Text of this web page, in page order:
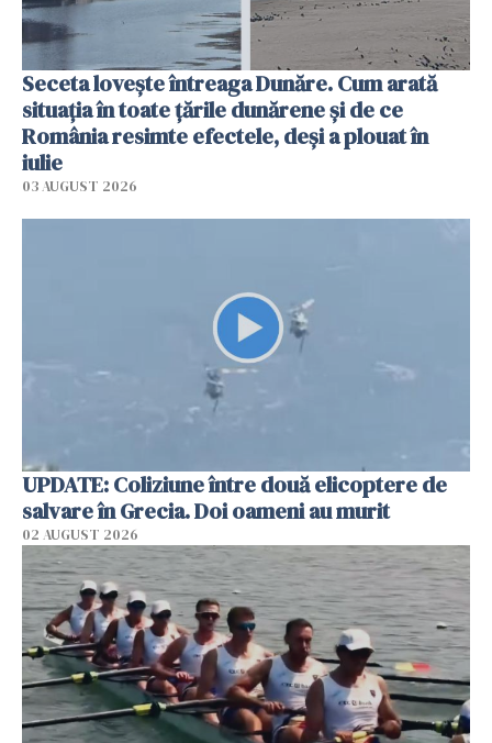
Seceta lovește întreaga Dunăre. Cum arată
situația în toate țările dunărene și de ce
România resimte efectele, deși a plouat în
iulie
03 AUGUST 2026
UPDATE: Coliziune între două elicoptere de
salvare în Grecia. Doi oameni au murit
02 AUGUST 2026